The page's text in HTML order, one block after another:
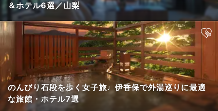
＆ホテル6選／山梨
のんびり石段を歩く女子旅♩伊香保で外湯巡りに最適
な旅館・ホテル7選